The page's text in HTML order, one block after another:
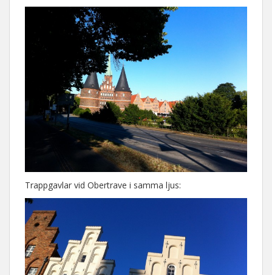
Trappgavlar vid Obertrave i samma ljus: